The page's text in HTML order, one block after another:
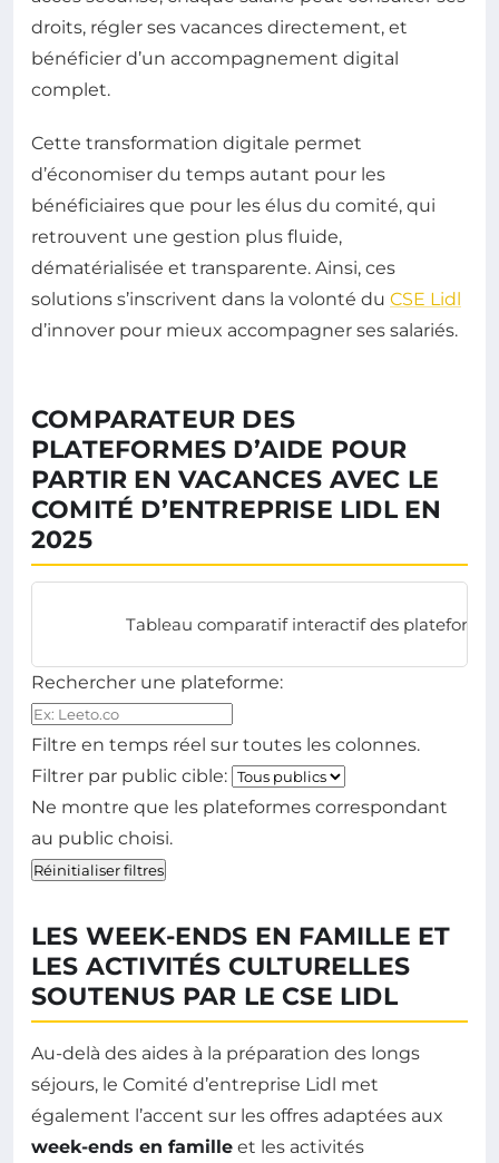
droits, régler ses vacances directement, et
bénéficier d’un accompagnement digital
complet.
Cette transformation digitale permet
d’économiser du temps autant pour les
bénéficiaires que pour les élus du comité, qui
retrouvent une gestion plus fluide,
dématérialisée et transparente. Ainsi, ces
solutions s’inscrivent dans la volonté du CSE Lidl
d’innover pour mieux accompagner ses salariés.
COMPARATEUR DES
PLATEFORMES D’AIDE POUR
PARTIR EN VACANCES AVEC LE
COMITÉ D’ENTREPRISE LIDL EN
2025
Tableau comparatif interactif des
Rechercher une plateforme:
Filtre en temps réel sur toutes les colonnes.
Filtrer par public cible:
Ne montre que les plateformes correspondant
au public choisi.
Réinitialiser filtres
LES WEEK-ENDS EN FAMILLE ET
LES ACTIVITÉS CULTURELLES
SOUTENUS PAR LE CSE LIDL
Au-delà des aides à la préparation des longs
séjours, le Comité d’entreprise Lidl met
également l’accent sur les offres adaptées aux
week-ends en famille et les activités